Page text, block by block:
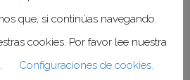
que, si continúas navegando
cookies. Por favor lee nuestra
Configuraciones de cookies.